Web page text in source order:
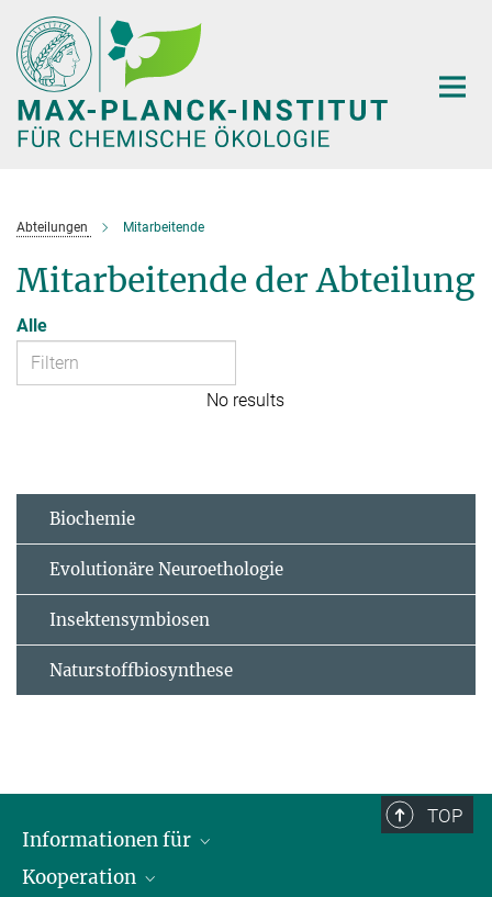
Hauptinhalt
Abteilungen Mitarbeitende
Mitarbeitende der Abteilung
Alle
No results
Biochemie
Evolutionäre Neuroethologie
Insektensymbiosen
Naturstoffbiosynthese
TOP
Informationen für
Journalisten
Kooperation